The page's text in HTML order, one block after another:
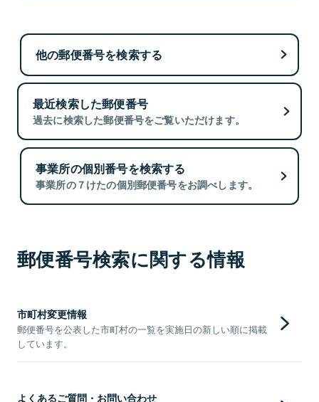
他の郵便番号を検索する
最近検索した郵便番号
過去に検索した郵便番号をご覧いただけます。
事業所の個別番号を検索する
事業所の７けたの個別郵便番号をお調べします。
郵便番号検索に関する情報
市町村変更情報
郵便番号を公表した市町村の一覧を実施日の新しい順に掲載
しています。
よくあるご質問・お問い合わせ